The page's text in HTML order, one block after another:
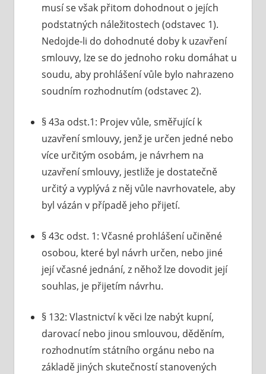
musí se však přitom dohodnout o jejích
podstatných náležitostech (odstavec 1).
Nedojde-li do dohodnuté doby k uzavření
smlouvy, lze se do jednoho roku domáhat u
soudu, aby prohlášení vůle bylo nahrazeno
soudním rozhodnutím (odstavec 2).
§ 43a odst.1: Projev vůle, směřující k
uzavření smlouvy, jenž je určen jedné nebo
více určitým osobám, je návrhem na
uzavření smlouvy, jestliže je dostatečně
určitý a vyplývá z něj vůle navrhovatele, aby
byl vázán v případě jeho přijetí.
§ 43c odst. 1: Včasné prohlášení učiněné
osobou, které byl návrh určen, nebo jiné
její včasné jednání, z něhož lze dovodit její
souhlas, je přijetím návrhu.
§ 132: Vlastnictví k věci lze nabýt kupní,
darovací nebo jinou smlouvou, děděním,
rozhodnutím státního orgánu nebo na
základě jiných skutečností stanovených